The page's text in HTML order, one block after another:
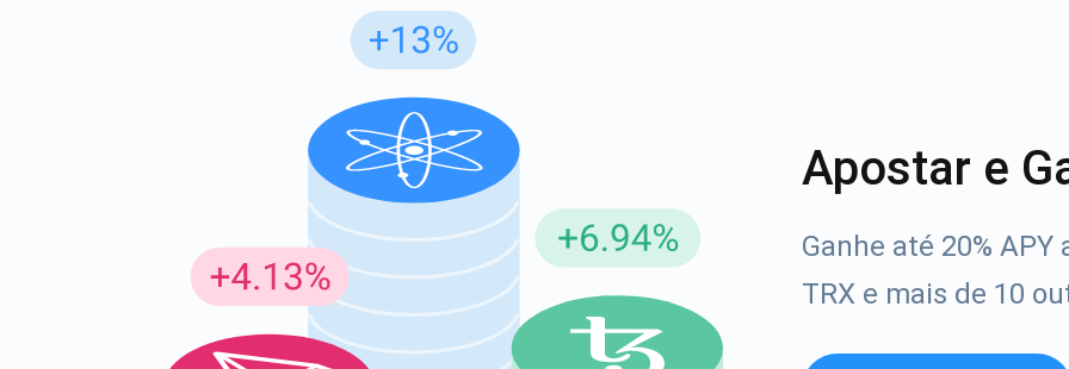
Apostar e
Ganhe até 20% APY
TRX e mais de 10
Inscreva-se para atualizações
Seja o primeiro a receber as últimas atualizações do projeto e
criptografia